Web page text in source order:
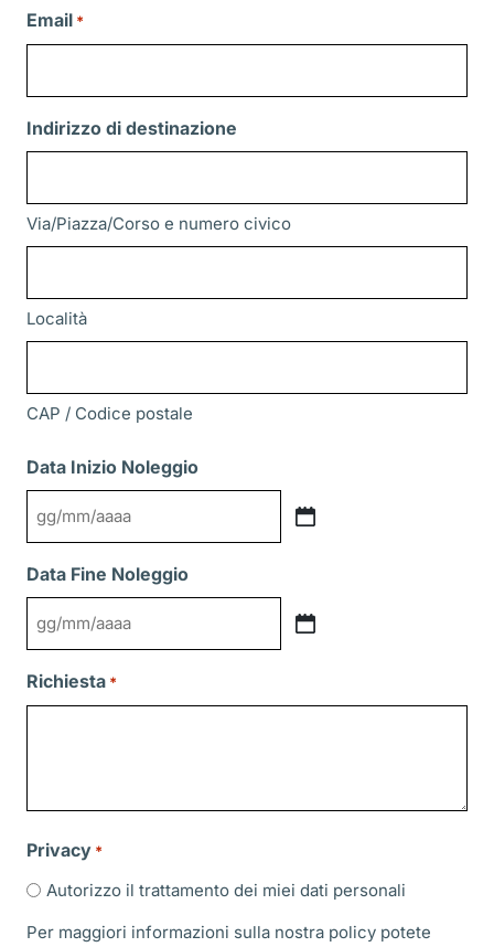
Email *
Indirizzo di destinazione
Via/Piazza/Corso e numero civico
Località
CAP / Codice postale
Data Inizio Noleggio
GG
MM
slash
AAAA
Data Fine Noleggio
GG
MM
Richiesta *
Privacy *
Autorizzo il trattamento dei miei dati personali
Per maggiori informazioni sulla nostra policy potete